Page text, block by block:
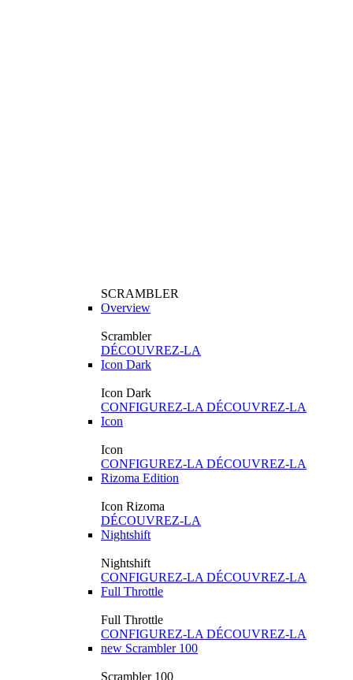
SCRAMBLER
Overview
Scrambler
DÉCOUVREZ-LA
Icon Dark
Icon Dark
CONFIGUREZ-LA DÉCOUVREZ-LA
Icon
Icon
CONFIGUREZ-LA DÉCOUVREZ-LA
Rizoma Edition
Icon Rizoma
DÉCOUVREZ-LA
Nightshift
Nightshift
CONFIGUREZ-LA DÉCOUVREZ-LA
Full Throttle
Full Throttle
CONFIGUREZ-LA DÉCOUVREZ-LA
new Scrambler 100
Scrambler 100